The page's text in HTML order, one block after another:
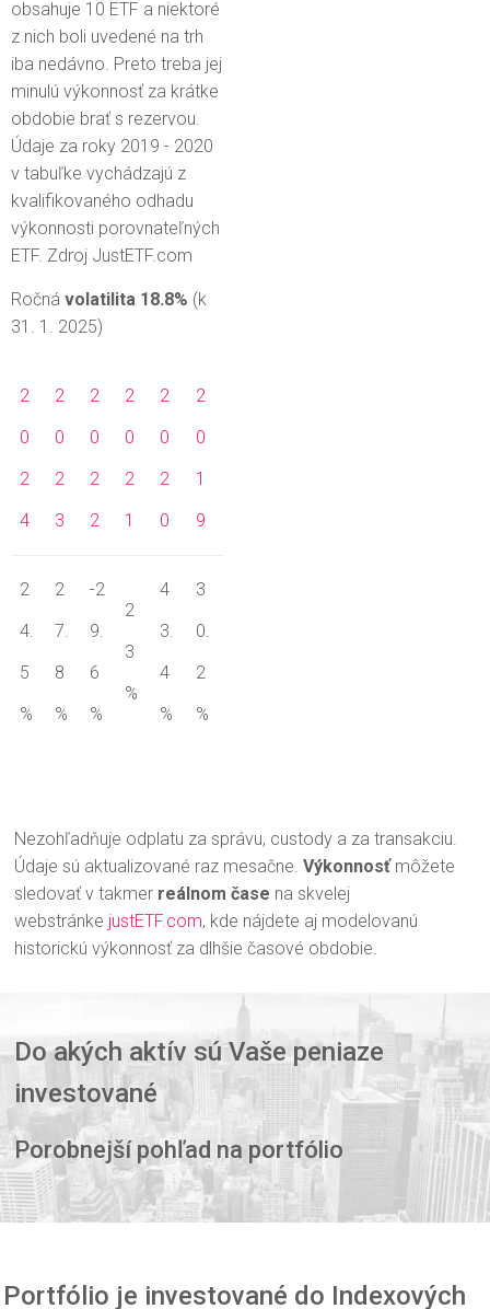
obsahuje 10 ETF a niektoré
z nich boli uvedené na trh
iba nedávno. Preto treba jej
minulú výkonnosť za krátke
obdobie brať s rezervou.
Údaje za roky 2019 - 2020
v tabuľke vychádzajú z
kvalifikovaného odhadu
výkonnosti porovnateľných
ETF. Zdroj JustETF.com
Ročná volatilita 18.8% (k
31. 1. 2025)
2
0
2
4
2
0
2
3
2
0
2
2
2
0
2
1
2
0
2
0
2
0
1
9
2
4.
5
%
2
7.
8
%
-2
9.
6
%
2
3
%
4
3.
4
%
3
0.
2
%
Nezohľadňuje odplatu za správu, custody a za transakciu.
Údaje sú aktualizované raz mesačne.Výkonnosťmôžete
sledovať v takmer reálnom čase na skvelej
webstránke justETF.com, kde nájdete aj modelovanú
historickú výkonnosť za dlhšie časové obdobie.
Do akých aktív sú Vaše peniaze
investované
Porobnejší pohľad na portfólio
Portfólio je investované do Indexových